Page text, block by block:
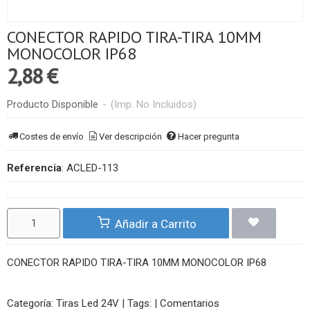
CONECTOR RAPIDO TIRA-TIRA 10MM
MONOCOLOR IP68
2,88 €
Producto Disponible - (Imp. No Incluidos)
Costes de envío Ver descripción Hacer pregunta
Referencia: ACLED-113
Añadir a Carrito
CONECTOR RAPIDO TIRA-TIRA 10MM MONOCOLOR IP68
Categoría: Tiras Led 24V | Tags: | Comentarios